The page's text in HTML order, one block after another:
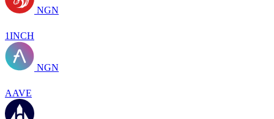
NGN
1INCH
NGN
AAVE